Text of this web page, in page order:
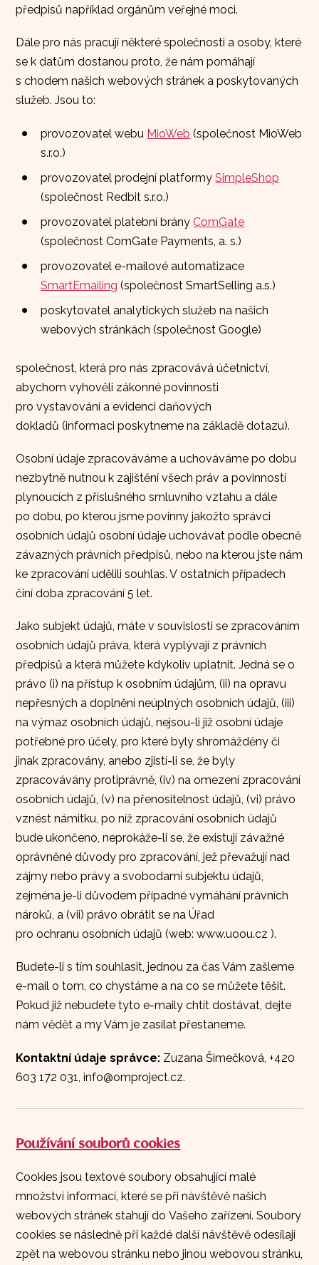
předpisů například orgánům veřejné moci.
Dále pro nás pracují některé společnosti a osoby, které
se k datům dostanou proto, že nám pomáhají
s chodem našich webových stránek a poskytovaných
služeb. Jsou to:
provozovatel webu MioWeb (společnost MioWeb
s.r.o.)
provozovatel prodejní platformySimpleShop
(společnost Redbit s.r.o.)
provozovatel platební brány ComGate
(společnost ComGate Payments, a. s.)
provozovatel e-mailové automatizace
SmartEmailing (společnost SmartSelling a.s.)
poskytovatel analytických služeb na našich
webových stránkách (společnost Google)
společnost, která pro nás zpracovává účetnictví,
abychom vyhověli zákonné povinnosti
pro vystavování a evidenci daňových
dokladů (informaci poskytneme na základě dotazu).
Osobní údaje zpracováváme a uchováváme po dobu
nezbytně nutnou k zajištění všech práv a povinností
plynoucích z příslušného smluvního vztahu a dále
po dobu, po kterou jsme povinny jakožto správci
osobních údajů osobní údaje uchovávat podle obecně
závazných právních předpisů, nebo na kterou jste nám
ke zpracování udělili souhlas. V ostatních případech
činí doba zpracování 5 let.
Jako subjekt údajů, máte v souvislosti se zpracováním
osobních údajů práva, která vyplývají z právních
předpisů a která můžete kdykoliv uplatnit. Jedná se o
právo (i) na přístup k osobním údajům, (ii) na opravu
nepřesných a doplnění neúplných osobních údajů, (iii)
na výmaz osobních údajů, nejsou-li již osobní údaje
potřebné pro účely, pro které byly shromážděny či
jinak zpracovány, anebo zjistí-li se, že byly
zpracovávány protiprávně, (iv) na omezení zpracování
osobních údajů, (v) na přenositelnost údajů, (vi) právo
vznést námitku, po níž zpracování osobních údajů
bude ukončeno, neprokáže-li se, že existují závažné
oprávněné důvody pro zpracování, jež převažují nad
zájmy nebo právy a svobodami subjektu údajů,
zejména je-li důvodem případné vymáhání právních
nároků, a (vii) právo obrátit se na Úřad
pro ochranu osobních údajů (web: www.uoou.cz ).
Budete-li s tím souhlasit, jednou za čas Vám zašleme
e-mail o tom, co chystáme a na co se můžete těšit.
Pokud již nebudete tyto e-maily chtít dostávat, dejte
nám vědět a my Vám je zasílat přestaneme.
Kontaktní údaje správce: Zuzana Šimečková, +420
603 172 031, info@omproject.cz.
Používání souborů cookies
Cookies jsou textové soubory obsahující malé
množství informací, které se při návštěvě našich
webových stránek stahují do Vašeho zařízení. Soubory
cookies se následně při každé další návštěvě odesílají
zpět na webovou stránku nebo jinou webovou stránku,